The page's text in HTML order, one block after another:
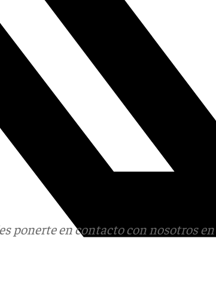
ponerte en contacto con nosotros